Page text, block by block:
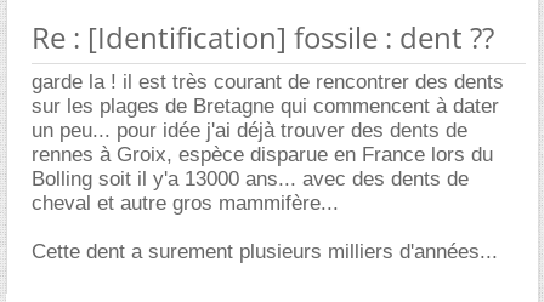
Re : [Identification] fossile : dent ??
garde la ! il est très courant de rencontrer des dents
sur les plages de Bretagne qui commencent à dater
un peu... pour idée j'ai déjà trouver des dents de
rennes à Groix, espèce disparue en France lors du
Bolling soit il y'a 13000 ans... avec des dents de
cheval et autre gros mammifère...
Cette dent a surement plusieurs milliers d'années...